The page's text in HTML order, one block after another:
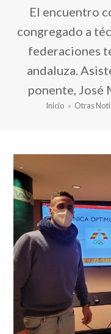
El encuentro
congregado a
federaciones
andaluza.
ponente, José
Inicio » Otras